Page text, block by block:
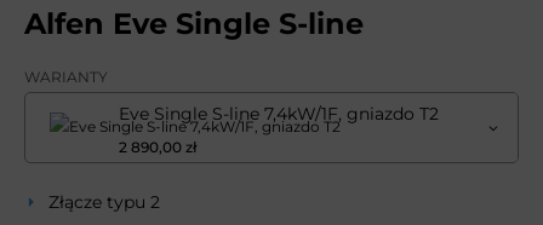
Alfen Eve Single S-line
WARIANTY
Eve Single S-line 7,4kW/1F, gniazdo T2
2 890,00 zł
Złącze typu 2